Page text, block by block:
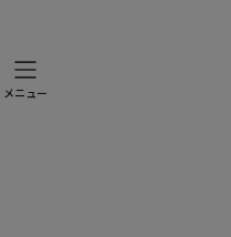
メニュー